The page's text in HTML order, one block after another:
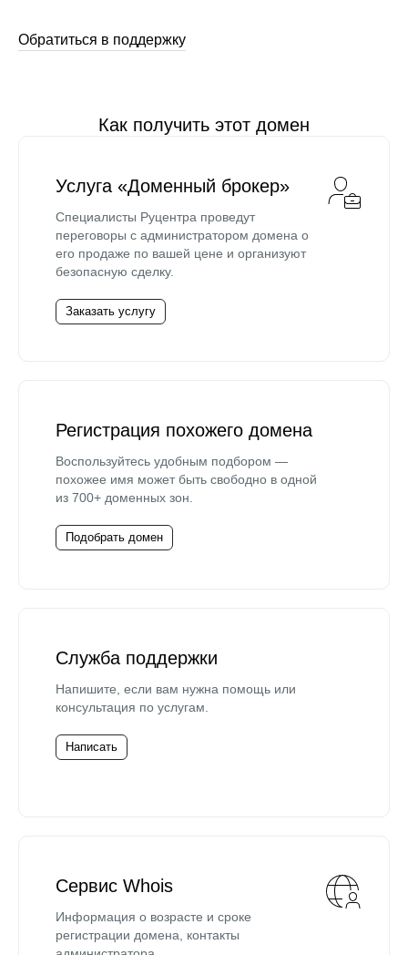
Обратиться в поддержку
Как получить этот домен
Услуга «Доменный брокер»
Специалисты Руцентра проведут
переговоры с администратором домена о
его продаже по вашей цене и организуют
безопасную сделку.
Заказать услугу
Регистрация похожего домена
Воспользуйтесь удобным подбором —
похожее имя может быть свободно в одной
из 700+ доменных зон.
Подобрать домен
Служба поддержки
Напишите, если вам нужна помощь или
консультация по услугам.
Написать
Сервис Whois
Информация о возрасте и сроке
регистрации домена, контакты